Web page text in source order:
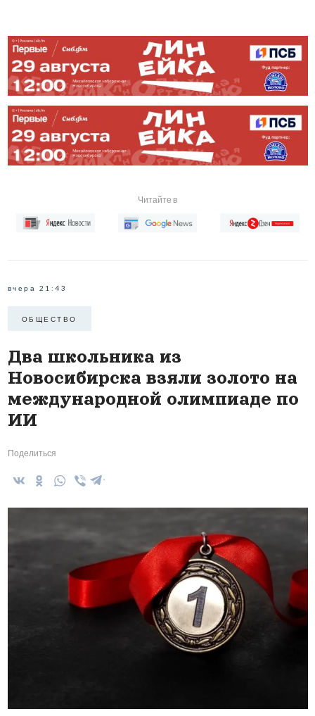
Читайте в
вчера 21:43
ОБЩЕСТВО
Два школьника из
Новосибирска взяли золото на
международной олимпиаде по
ИИ
Поделиться